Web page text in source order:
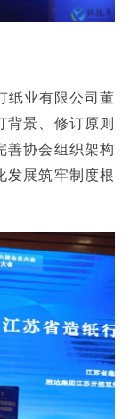
业有限公司董
背景、修订原则
善协会组织架构
发展筑牢制度根